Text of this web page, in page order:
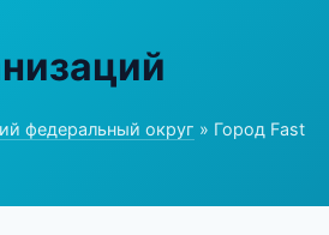
федеральный округ » Город Fast